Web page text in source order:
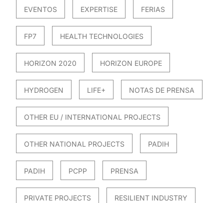
EVENTOS EXPERTISE FERIAS
FP7 HEALTH TECHNOLOGIES
HORIZON 2020 HORIZON EUROPE
HYDROGEN LIFE+ NOTAS DE PRENSA
OTHER EU / INTERNATIONAL PROJECTS
OTHER NATIONAL PROJECTS PADIH
PADIH PCPP PRENSA
PRIVATE PROJECTS RESILIENT INDUSTRY